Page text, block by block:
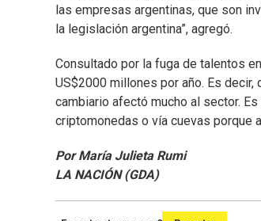
las empresas argentinas, que son
la legislación argentina”, agregó.
Consultado por la fuga de talentos
US$2000 millones por año. Es
cambiario afectó mucho al sector.
criptomonedas o vía cuevas porque
Por María Julieta Rumi
LA NACIÓN (GDA)